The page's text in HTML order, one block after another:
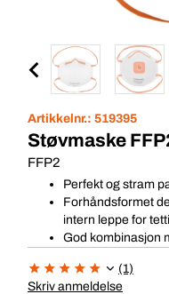
Artikkelnr.: 519395
Støvmaske
FFP2
Perfekt og stram
Forhåndsformet
intern leppe for
God kombinasjon
(1)
Skriv anmeldelse